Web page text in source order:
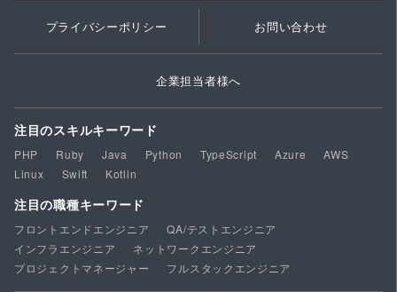
プライバシーポリシー お問い合わせ
企業担当者様へ
注目のスキルキーワード
PHP Ruby Java Python TypeScript Azure
AWS
Linux
Swift Kotlin
注目の職種キーワード
フロントエンドエンジニア
QA/テストエンジニア
インフラエンジニア
ネットワークエンジニア
プロジェクトマネージャー
フルスタックエンジニア